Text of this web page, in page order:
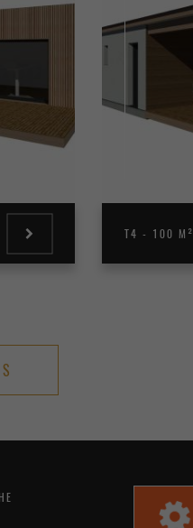
T4 - 100